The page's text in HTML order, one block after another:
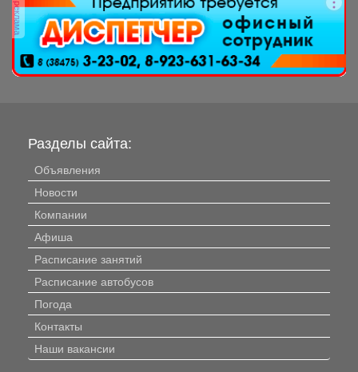
реклама
Разделы сайта:
Объявления
Новости
Компании
Афиша
Расписание занятий
Расписание автобусов
Погода
Контакты
Наши вакансии